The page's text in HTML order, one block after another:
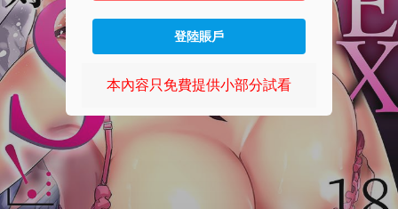
登陸賬戶
本內容只免費提供小部分試看